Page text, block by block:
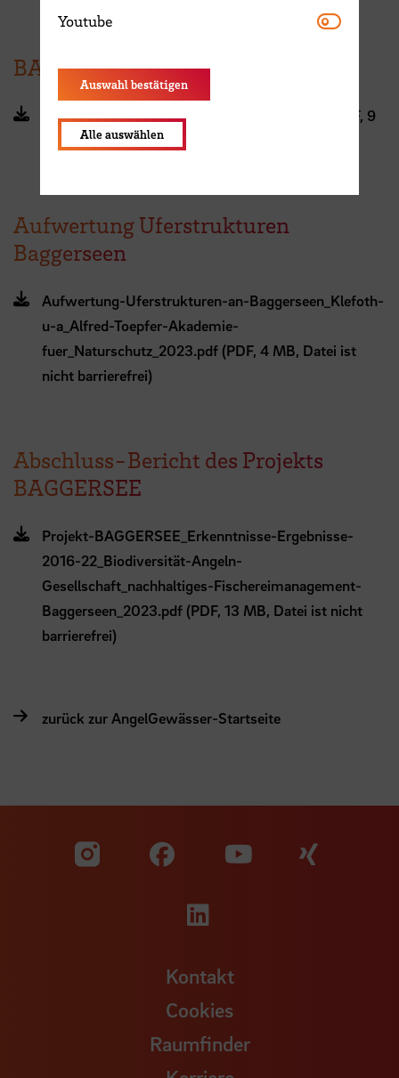
BAGGERSEE-Comic
Comic_BAGGERSEE_Webversion_2023.pdf (PDF, 9
MB, Datei ist nicht barrierefrei)
Aufwertung Uferstrukturen
Baggerseen
Aufwertung-Uferstrukturen-an-Baggerseen_Klefoth-
u-a_Alfred-Toepfer-Akademie-
fuer_Naturschutz_2023.pdf (PDF, 4 MB, Datei ist
nicht barrierefrei)
Abschluss-Bericht des Projekts
BAGGERSEE
Projekt-BAGGERSEE_Erkenntnisse-Ergebnisse-
2016-22_Biodiversität-Angeln-
Gesellschaft_nachhaltiges-Fischereimanagement-
Baggerseen_2023.pdf (PDF, 13 MB, Datei ist nicht
barrierefrei)
zurück zur AngelGewässer-Startseite
Zu unserer Facebook
Zu
Zu unserer
Kontakt
Cookies
Raumfinder
Youtube Youtube
Auswahl bestätigen
Alle auswählen